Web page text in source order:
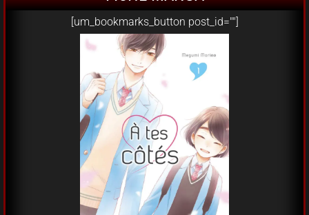
[um_bookmarks_button post_id=""]